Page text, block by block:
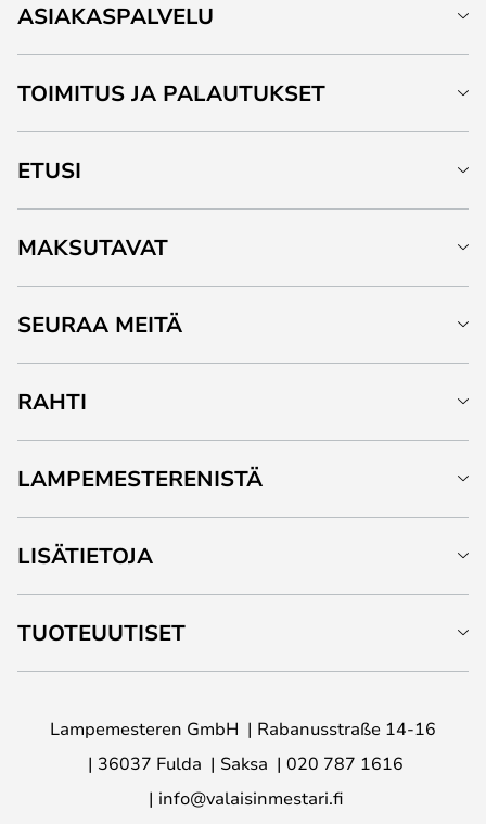
ASIAKASPALVELU
TOIMITUS JA PALAUTUKSET
ETUSI
MAKSUTAVAT
SEURAA MEITÄ
RAHTI
LAMPEMESTERENISTÄ
LISÄTIETOJA
TUOTEUUTISET
Lampemesteren GmbH
Rabanusstraße 14-16
36037 Fulda
Saksa
020 787 1616
info@valaisinmestari.fi